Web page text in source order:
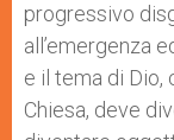
progressivo
all’emergenza
e il tema di Dio,
Chiesa, deve